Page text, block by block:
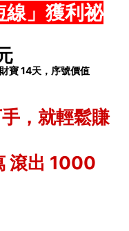
」獲利祕
寶 14天，序號價值
，就輕鬆賺
滾出 1000